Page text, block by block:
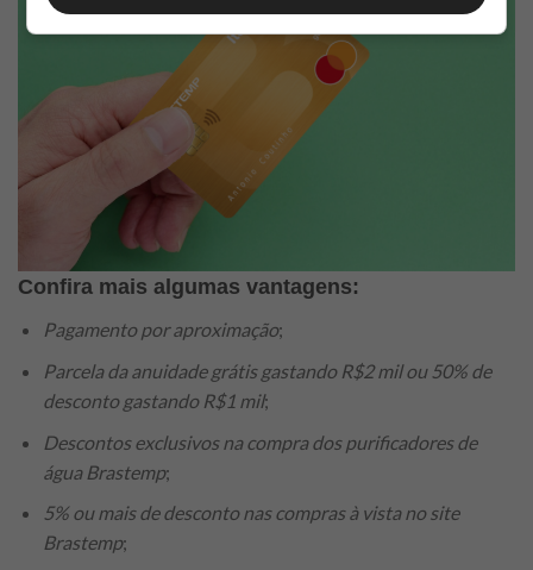
Confira mais algumas vantagens:
Pagamento por aproximação;
Parcela da anuidade grátis gastando R$2 mil ou 50% de
desconto gastando R$1 mil;
Descontos exclusivos na compra dos purificadores de
água Brastemp;
5% ou mais de desconto nas compras à vista no site
Brastemp;